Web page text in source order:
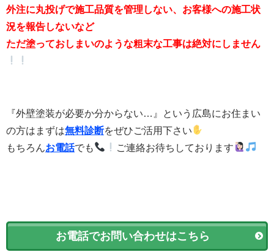
外注に丸投げで施工品質を管理しない、お客様への施工状
況を報告しないなど
ただ塗っておしまいのような粗末な工事は絶対にしません
『外壁塗装が必要か分からない…』という広島にお住まい
の方はまずは無料診断をぜひご活用下さい
もちろんお電話でも ご連絡お待ちしております
お電話でお問い合わせはこちら